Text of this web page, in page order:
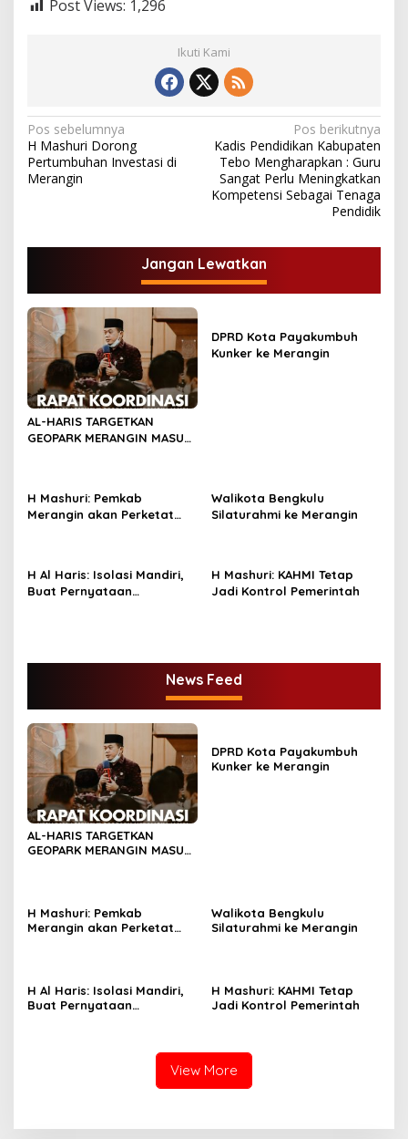
Post Views: 1,296
Ikuti Kami
N
a
v
s
i
p
o
s
Pos sebelumnya
H Mashuri Dorong
Pertumbuhan Investasi di
Merangin
Pos berikutnya
Kadis Pendidikan Kabupaten
Tebo Mengharapkan : Guru
Sangat Perlu Meningkatkan
Kompetensi Sebagai Tenaga
Pendidik
Jangan Lewatkan
AL-HARIS TARGETKAN
GEOPARK MERANGIN MASUK
DPRD Kota Payakumbuh
Kunker ke Merangin
H Mashuri: Pemkab
Merangin akan Perketat
Walikota Bengkulu
Silaturahmi ke Merangin
H Al Haris: Isolasi Mandiri,
Buat Pernyataan
H Mashuri: KAHMI Tetap
Jadi Kontrol Pemerintah
News Feed
AL-HARIS TARGETKAN
GEOPARK MERANGIN MASUK
DPRD Kota Payakumbuh
Kunker ke Merangin
H Mashuri: Pemkab
Merangin akan Perketat
Walikota Bengkulu
Silaturahmi ke Merangin
H Al Haris: Isolasi Mandiri,
Buat Pernyataan
H Mashuri: KAHMI Tetap
Jadi Kontrol Pemerintah
View More